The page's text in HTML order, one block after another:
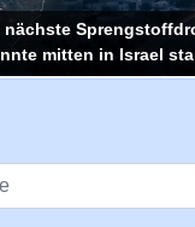
nächste
mitten in Israel